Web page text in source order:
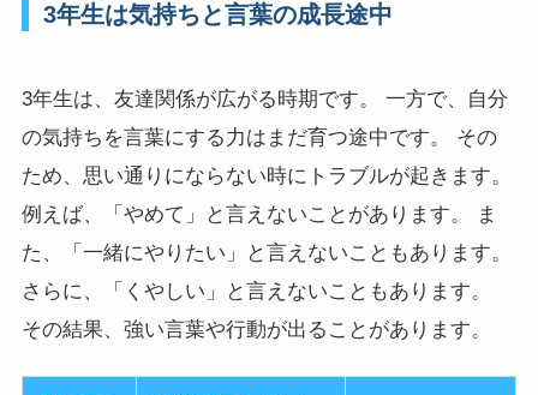
3年生は気持ちと言葉の成長途中
3年生は、友達関係が広がる時期です。 一方で、自分
の気持ちを言葉にする力はまだ育つ途中です。 その
ため、思い通りにならない時にトラブルが起きます。
例えば、「やめて」と言えないことがあります。 ま
た、「一緒にやりたい」と言えないこともあります。
さらに、「くやしい」と言えないこともあります。
その結果、強い言葉や行動が出ることがあります。